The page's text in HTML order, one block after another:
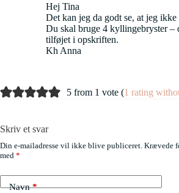
Hej Tina
Det kan jeg da godt se, at jeg ikke
Du skal bruge 4 kyllingebryster –
tilføjet i opskriften.
Kh Anna
5 from 1 vote (1 rating
Skriv et svar
Din e-mailadresse vil ikke blive publiceret. Krævede
med *
Navn*